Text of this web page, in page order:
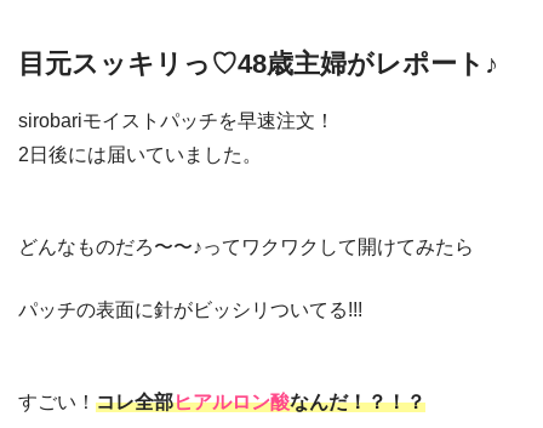
目元スッキリっ♡48歳主婦がレポート♪
sirobariモイストパッチを早速注文！
2日後には届いていました。
どんなものだろ〜〜♪ってワクワクして開けてみたら
パッチの表面に針がビッシリついてる!!!
すごい！ コレ全部ヒアルロン酸なんだ！？！？